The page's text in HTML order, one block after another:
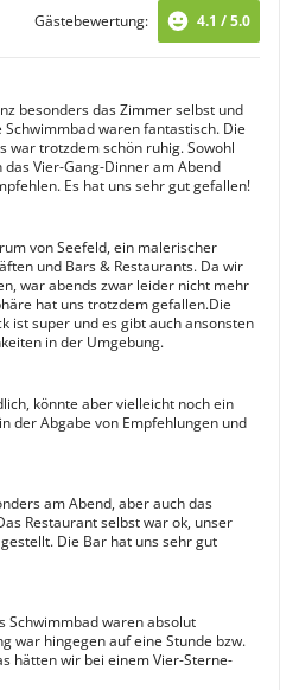
Gästebewertung: 4.1 / 5.0
besonders das Zimmer selbst und
waren fantastisch. Die
war trotzdem schön ruhig. Sowohl
Vier-Gang-Dinner am Abend
Es hat uns sehr gut gefallen!
von Seefeld, ein malerischer
und Bars & Restaurants. Da wir
war abends zwar leider nicht mehr
hat uns trotzdem gefallen.Die
ist super und es gibt auch ansonsten
in der Umgebung.
könnte aber vielleicht noch ein
der Abgabe von Empfehlungen und
am Abend, aber auch das
Restaurant selbst war ok, unser
Die Bar hat uns sehr gut
Schwimmbad waren absolut
war hingegen auf eine Stunde bzw.
hätten wir bei einem Vier-Sterne-